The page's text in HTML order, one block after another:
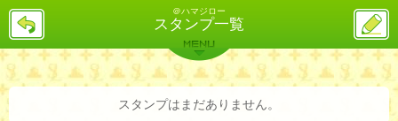
＠ハマジロー
スタンプ一覧
戻
ス
投
稿
バックナンバー 詳細検索 ランキング
MENU
スタンプはまだありません。